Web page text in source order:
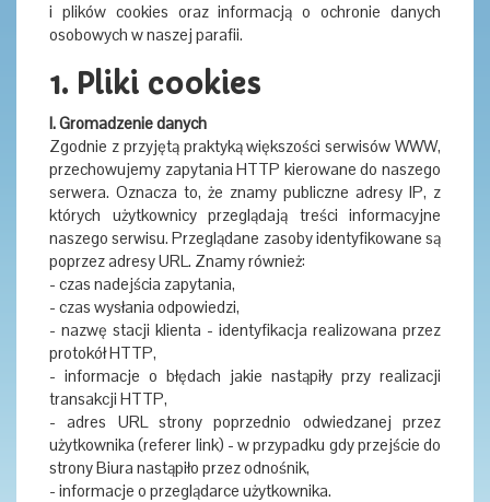
i plików cookies oraz informacją o ochronie danych
osobowych w naszej parafii.
1. Pliki cookies
I. Gromadzenie danych
Zgodnie z przyjętą praktyką większości serwisów WWW,
przechowujemy zapytania HTTP kierowane do naszego
serwera. Oznacza to, że znamy publiczne adresy IP, z
których użytkownicy przeglądają treści informacyjne
naszego serwisu. Przeglądane zasoby identyfikowane są
poprzez adresy URL. Znamy również:
- czas nadejścia zapytania,
- czas wysłania odpowiedzi,
- nazwę stacji klienta - identyfikacja realizowana przez
protokół HTTP,
- informacje o błędach jakie nastąpiły przy realizacji
transakcji HTTP,
- adres URL strony poprzednio odwiedzanej przez
użytkownika (referer link) - w przypadku gdy przejście do
strony Biura nastąpiło przez odnośnik,
- informacje o przeglądarce użytkownika.